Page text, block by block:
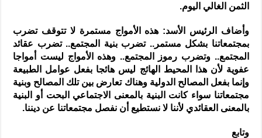
الثمن الغالي اليوم.
وأضاف الرئيس الأسد: هذه الأمواج مستمرة لا تتوقف تضرب
بمجتمعاتنا بشكل مستمر.. تضرب بنية المجتمع.. تضرب عقائد
المجتمع.. وتضرب رموز المجتمع.. وهذه الأمواج ليست أمواجا
عفوية لأن هذا المحيط الهائج ليس هائجا بفعل عوامل الطبيعة
وإنما بفعل المصالح الدولية وهناك تعارض بين تلك المصالح وبنية
مجتمعاتنا سواء كانت البنية بالمعنى الاجتماعي البحت أو البنية
بالمعنى العقائدي لأننا لا نستطيع أن نفصل مجتمعاتنا عن ديننا.
وتابع